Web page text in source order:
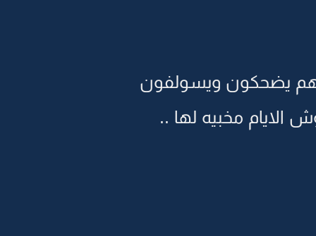
يضحكون ويسولفون
الايام مخبيه لها ..